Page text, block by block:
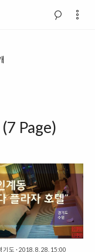
Page)
기도 · 2018. 8. 28. 15:00